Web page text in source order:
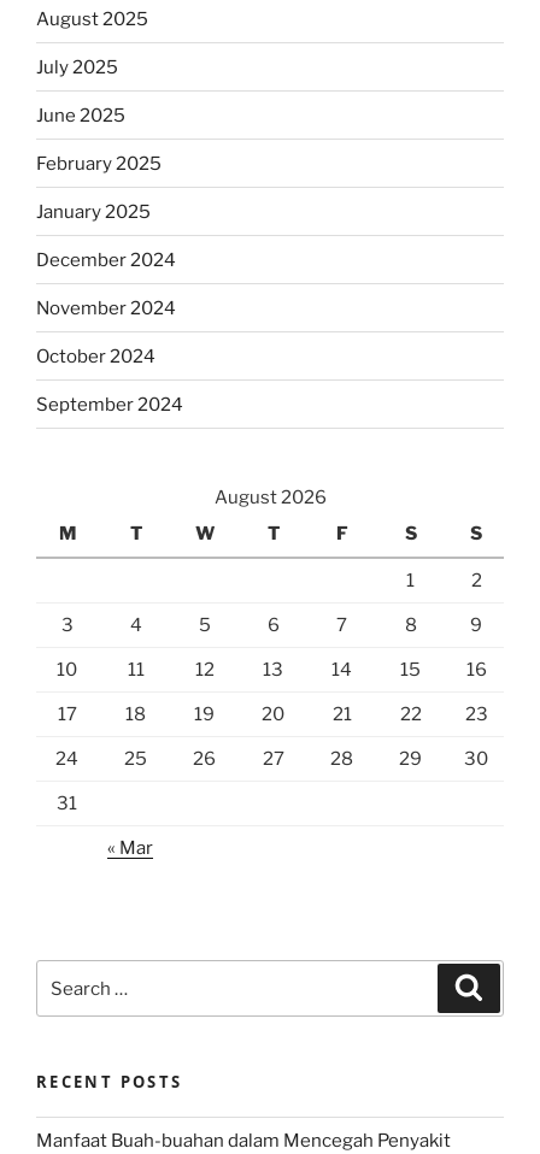
August 2025
July 2025
June 2025
February 2025
January 2025
December 2024
November 2024
October 2024
September 2024
August 2026
M
T W T F S S
1 2
3 4 5 6 7 8 9
10 11 12 13 14 15 16
17 18 19 20 21 22 23
24 25 26 27 28 29 30
31
« Mar
for:
RECENT POSTS
Manfaat Buah-buahan dalam Mencegah Penyakit